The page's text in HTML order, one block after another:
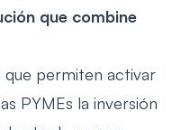
que combine
que permiten activar
PYMEs la inversión